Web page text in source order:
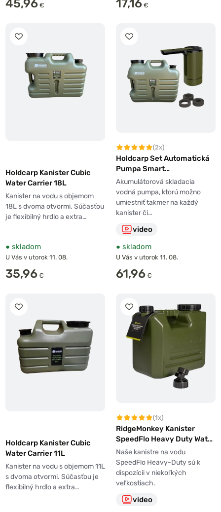
45,96 € 17,16 €
Holdcarp Kanister Cubic
Water Carrier 18L
Kanister na vodu s objemom
18L s dvoma otvormi. Súčasťou
je flexibilný hrdlo a extra…
● skladom
U Vás v utorok 11. 08.
35,96 €
(2x)
Holdcarp Set Automatická
Pumpa Smart
Rechargeable Tap + Kubický
Nosič Vody 25L
Akumulátorová skladacia
vodná pumpa, ktorú možno
umiestniť takmer na každý
kanister či…
video
● skladom
U Vás v utorok 11. 08.
61,96 €
Holdcarp Kanister Cubic
Water Carrier 11L
Kanister na vodu s objemom 11L
s dvoma otvormi. Súčasťou je
flexibilný hrdlo a extra…
(1x)
RidgeMonkey Kanister
SpeedFlo Heavy Duty Water
Carrier 10l
Naše kanistre na vodu
SpeedFlo Heavy-Duty sú k
dispozícii v niekoľkých
veľkostiach.
video